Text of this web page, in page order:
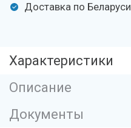
Доставка по Беларуси
Характеристики
Описание
Документы